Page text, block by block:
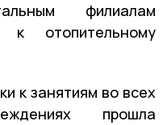
филиалам
к отопительному
к занятиям во всех
прошла